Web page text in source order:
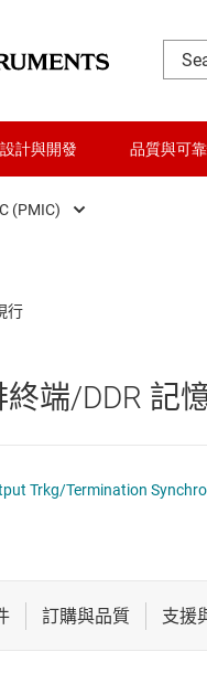
設計與開發 品質與可
工器
與微波
(PMIC)
DDR 記憶體電源 IC
LED 驅動器
端/DDR 記
Trkg/Termination